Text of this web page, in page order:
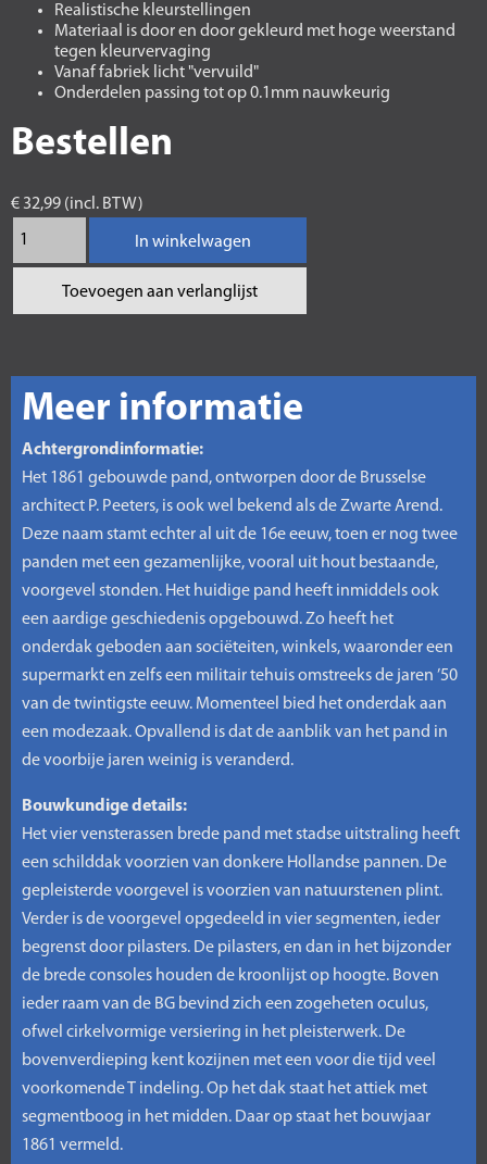
Realistische kleurstellingen
Materiaal is door en door gekleurd met hoge weerstand
tegen kleurvervaging
Vanaf fabriek licht "vervuild"
Onderdelen passing tot op 0.1mm nauwkeurig
Bestellen
€ 32,99 (incl. BTW)
In winkelwagen
Toevoegen aan verlanglijst
Meer informatie
Achtergrondinformatie:
Het 1861 gebouwde pand, ontworpen door de Brusselse
architect P. Peeters, is ook wel bekend als de Zwarte Arend.
Deze naam stamt echter al uit de 16e eeuw, toen er nog twee
panden met een gezamenlijke, vooral uit hout bestaande,
voorgevel stonden. Het huidige pand heeft inmiddels ook
een aardige geschiedenis opgebouwd. Zo heeft het
onderdak geboden aan sociëteiten, winkels, waaronder een
supermarkt en zelfs een militair tehuis omstreeks de jaren ’50
van de twintigste eeuw. Momenteel bied het onderdak aan
een modezaak. Opvallend is dat de aanblik van het pand in
de voorbije jaren weinig is veranderd.
Bouwkundige details:
Het vier vensterassen brede pand met stadse uitstraling heeft
een schilddak voorzien van donkere Hollandse pannen. De
gepleisterde voorgevel is voorzien van natuurstenen plint.
Verder is de voorgevel opgedeeld in vier segmenten, ieder
begrenst door pilasters. De pilasters, en dan in het bijzonder
de brede consoles houden de kroonlijst op hoogte. Boven
ieder raam van de BG bevind zich een zogeheten oculus,
ofwel cirkelvormige versiering in het pleisterwerk. De
bovenverdieping kent kozijnen met een voor die tijd veel
voorkomende T indeling. Op het dak staat het attiek met
segmentboog in het midden. Daar op staat het bouwjaar
1861 vermeld.